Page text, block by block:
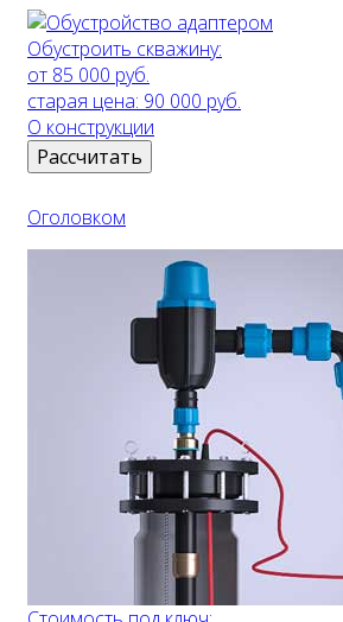
Обустроить скважину:
от 85 000 руб.
старая цена: 90 000 руб.
О конструкции
Рассчитать
Оголовком